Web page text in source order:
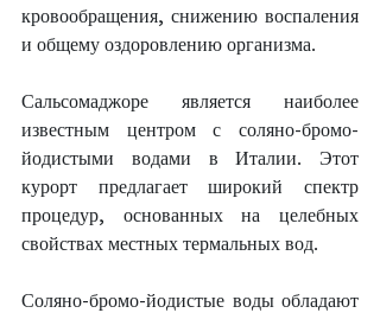
кровообращения, снижению воспаления
и общему оздоровлению организма.
Сальсомаджоре является наиболее
известным центром с соляно-бромо-
йодистыми водами в Италии. Этот
курорт предлагает широкий спектр
процедур, основанных на целебных
свойствах местных термальных вод.
Соляно-бромо-йодистые воды обладают